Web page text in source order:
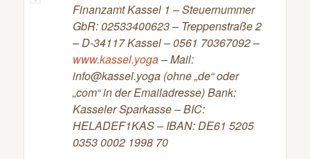
Finanzamt Kassel 1 – Steuernummer
GbR: 02533400623 – Treppenstraße 2
– D-34117 Kassel – 0561 70367092 –
www.kassel.yoga– Mail:
info@kassel.yoga (ohne „de“ oder
„com“ in der Emailadresse) Bank:
Kasseler Sparkasse – BIC:
HELADEF1KAS – IBAN: DE61 5205
0353 0002 1998 70